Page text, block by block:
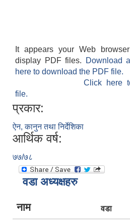
It appears your Web
display PDF files.
Download
here to download the PDF file.
Click here
file.
प्रकार:
ऐन, कानुन तथा निर्देशिका
आर्थिक वर्ष:
७७/७८
वडा अध्यक्षहरु
नाम वडा